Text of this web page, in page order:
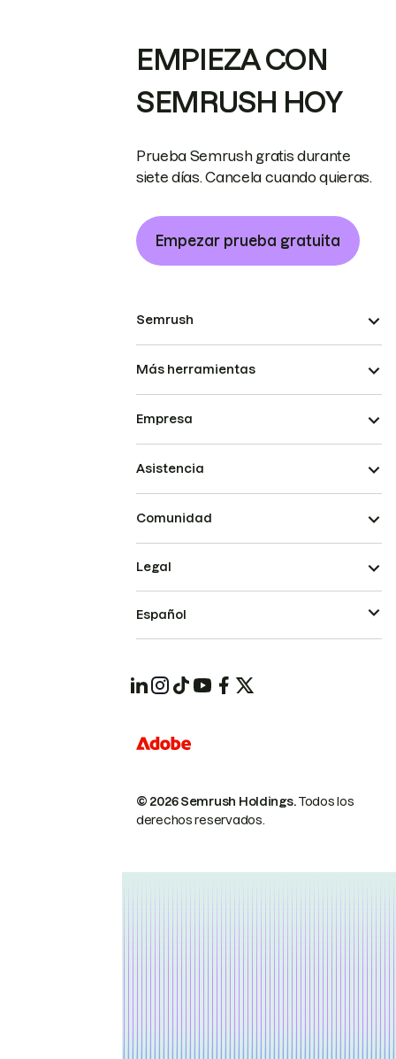
EMPIEZA CON
SEMRUSH HOY
Prueba Semrush gratis durante
siete días. Cancela cuando quieras.
Empezar prueba gratuita
Semrush
Más herramientas
Empresa
Asistencia
Comunidad
© 2026 Semrush Holdings.Todos los
derechos reservados.
Legal
Español